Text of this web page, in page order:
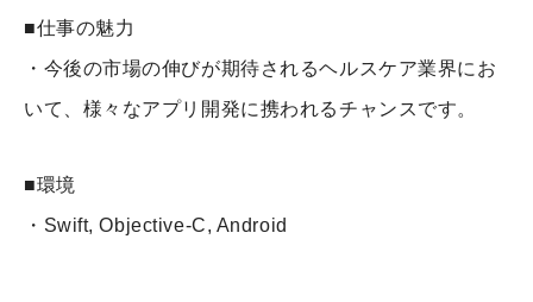
■仕事の魅力
・今後の市場の伸びが期待されるヘルスケア業界にお
いて、様々なアプリ開発に携われるチャンスです。
■環境
・Swift, Objective-C, Android